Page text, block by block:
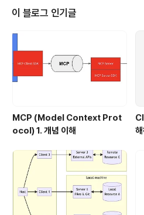
목 요연하게 잘 정리를 해놨다. 일반적으로 회
이 떠나는 이유는?설문 조사 결과, 여러가지 이
하지만, 대부분의 이유중 상당 부분이 "Boss"
원을 대해야 하는 관리자에게 ..
이 블로그 인기글
MCP (Model Context Prot
ocol) 1. 개념 이해
해